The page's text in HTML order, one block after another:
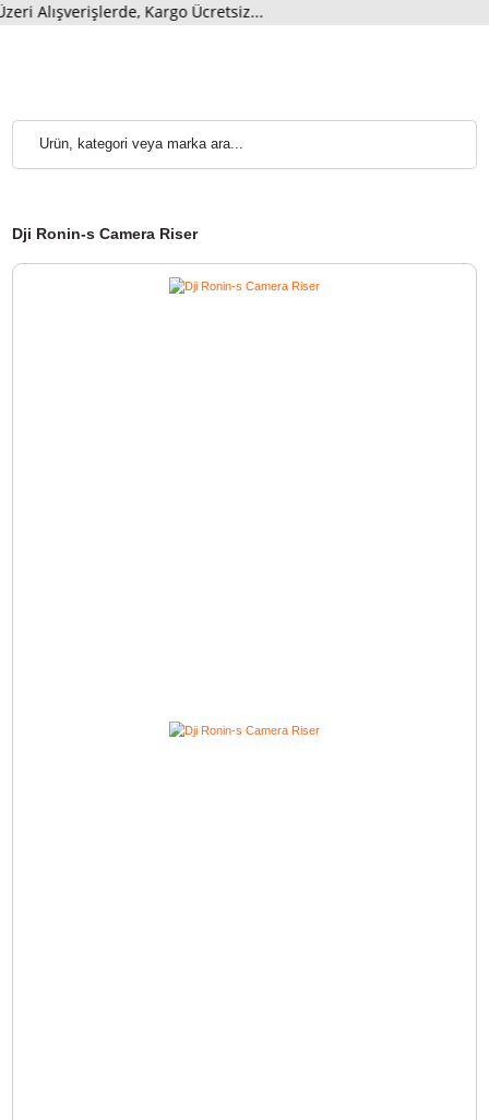
Dji Ronin-s Camera Riser
Alışverişlerde, Kargo Ücretsiz...